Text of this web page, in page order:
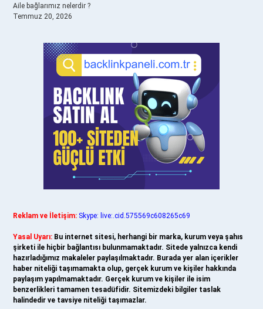
Aile bağlarımız nelerdir ?
Temmuz 20, 2026
Reklam ve İletişim: Skype: live:.cid.575569c608265c69
Yasal Uyarı: Bu internet sitesi, herhangi bir marka, kurum veya şahıs
şirketi ile hiçbir bağlantısı bulunmamaktadır. Sitede yalnızca kendi
hazırladığımız makaleler paylaşılmaktadır. Burada yer alan içerikler
haber niteliği taşımamakta olup, gerçek kurum ve kişiler hakkında
paylaşım yapılmamaktadır. Gerçek kurum ve kişiler ile isim
benzerlikleri tamamen tesadüfidir. Sitemizdeki bilgiler taslak
halindedir ve tavsiye niteliği taşımazlar.